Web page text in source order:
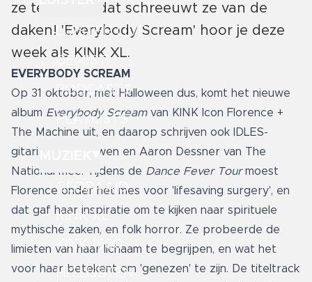
LUISTER LIVE
GEMIST
PODCASTS
PLAYLISTS
GEDRAAID
KINK XL
KINK 1500
HITLIJSTEN
ze terug, en dat schreeuwt ze van de
daken! 'Everybody Scream' hoor je deze
week als KINK XL.
EVERYBODY SCREAM
Op 31 oktober, met Halloween dus, komt het nieuwe
album Everybody Screamvan KINK Icon Florence +
The Machine uit, en daarop schrijven ook IDLES-
gitarist Mark Bowen en Aaron Dessner van The
National mee. Tijdens de Dance Fever Tourmoest
Florence onder het mes voor 'lifesaving surgery', en
dat gaf haar inspiratie om te kijken naar spirituele
mythische zaken, en folk horror. Ze probeerde de
limieten van haar lichaam te begrijpen, en wat het
voor haar betekent om 'genezen' te zijn. De titeltrack